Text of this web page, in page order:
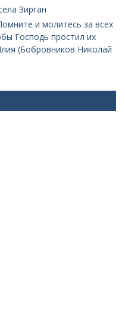
Зирган
и молитесь за всех
Господь простил их
(Бобровников Николай